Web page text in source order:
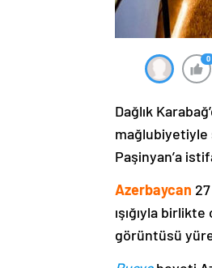
0
Dağlık
mağlubiyetiyle
Paşinyan’a
Azerbaycan
ışığıyla
görüntüsü